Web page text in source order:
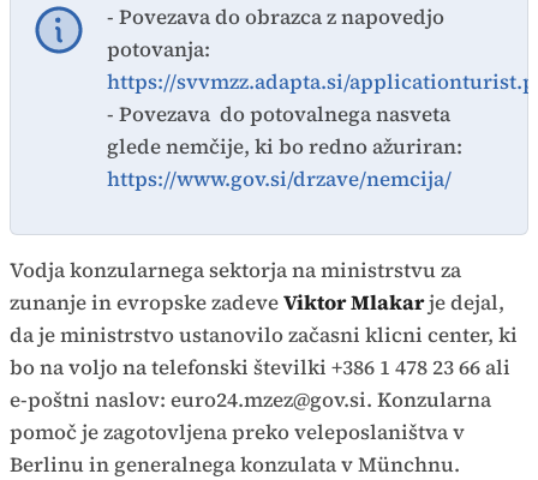
- Povezava do obrazca z napovedjo
potovanja:
https://svvmzz.adapta.si/
- Povezava do potovalnega nasveta
glede nemčije, ki bo redno ažuriran:
https://www.gov.si/drzave/nemcija/
Vodja konzularnega sektorja na ministrstvu za
zunanje in evropske zadeveViktor Mlakarje dejal,
da je ministrstvo ustanovilo začasni klicni center, ki
bo na voljo na telefonski številki +386 1 478 23 66 ali
e-poštni naslov: euro24.mzez@gov.si. Konzularna
pomoč je zagotovljena preko veleposlaništva v
Berlinu in generalnega konzulata v Münchnu.